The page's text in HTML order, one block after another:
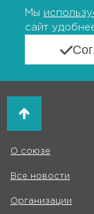
Мы
сайт
О союзе
Все новости
Организации